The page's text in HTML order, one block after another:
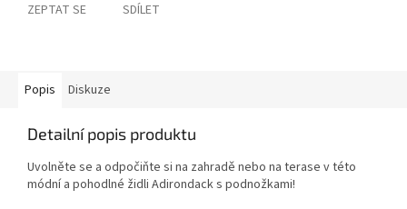
ZEPTAT SE SDÍLET
Popis Diskuze
Detailní popis produktu
Uvolněte se a odpočiňte si na zahradě nebo na terase v této
módní a pohodlné židli Adirondack s podnožkami!